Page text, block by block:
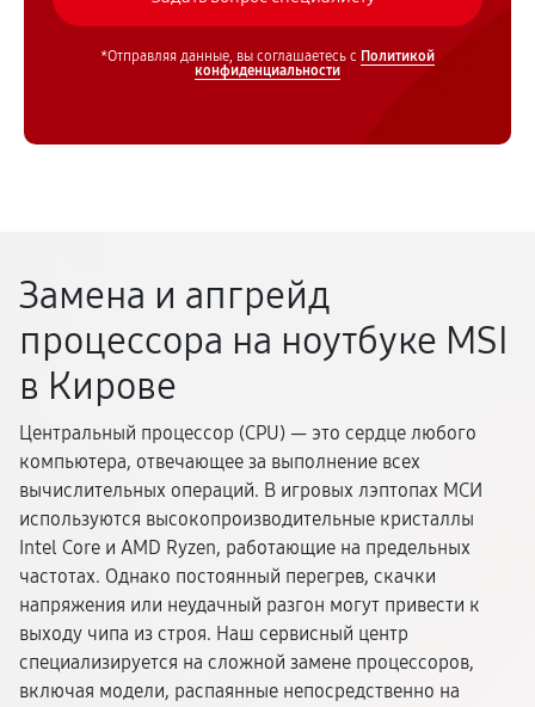
*Отправляя данные, вы соглашаетесь с Политикой
конфиденциальности
Замена и апгрейд
процессора на ноутбуке MSI
в Кирове
Центральный процессор (CPU) — это сердце любого
компьютера, отвечающее за выполнение всех
вычислительных операций. В игровых лэптопах МСИ
используются высокопроизводительные кристаллы
Intel Core и AMD Ryzen, работающие на предельных
частотах. Однако постоянный перегрев, скачки
напряжения или неудачный разгон могут привести к
выходу чипа из строя. Наш сервисный центр
специализируется на сложной замене процессоров,
включая модели, распаянные непосредственно на